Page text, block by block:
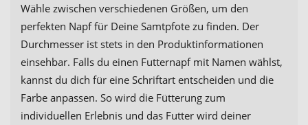
Wähle zwischen verschiedenen Größen, um den
perfekten Napf für Deine Samtpfote zu finden. Der
Durchmesser ist stets in den Produktinformationen
einsehbar. Falls du einen Futternapf mit Namen wählst,
kannst du dich für eine Schriftart entscheiden und die
Farbe anpassen. So wird die Fütterung zum
individuellen Erlebnis und das Futter wird deiner